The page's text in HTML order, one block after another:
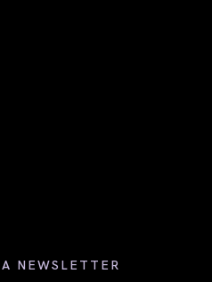
NEWSLETTER